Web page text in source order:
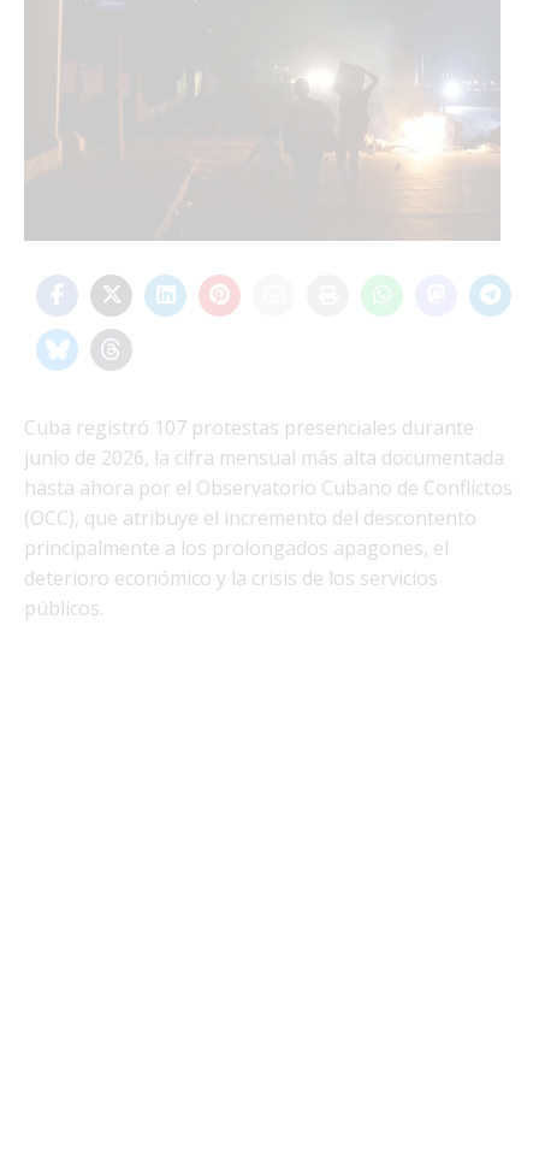
Cuba registró 107 protestas presenciales durante
junio de 2026, la cifra mensual más alta documentada
hasta ahora por el Observatorio Cubano de Conflictos
(OCC), que atribuye el incremento del descontento
principalmente a los prolongados apagones, el
deterioro económico y la crisis de los servicios
públicos.